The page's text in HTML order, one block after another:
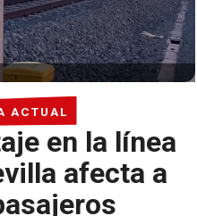
ACTUAL
en la línea
afecta a